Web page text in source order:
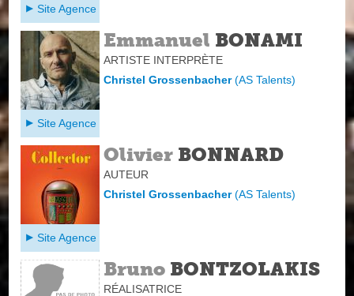
Site Agence
Emmanuel BONAMI
ARTISTE INTERPRÈTE
Christel Grossenbacher(AS Talents)
Site Agence
Olivier BONNARD
AUTEUR
Christel Grossenbacher(AS Talents)
Site Agence
Bruno BONTZOLAKIS
RÉALISATRICE